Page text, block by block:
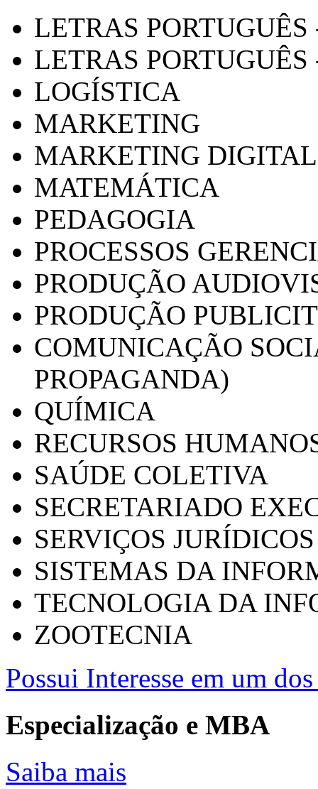
LETRAS
LETRAS PORTUGUÊS
LOGÍSTICA
MARKETING
MARKETING DIGITAL
MATEMÁTICA
PEDAGOGIA
PROCESSOS
PRODUÇÃO
PRODUÇÃO
COMUNICAÇÃO
PROPAGANDA)
QUÍMICA
RECURSOS
SAÚDE COLETIVA
SECRETARIADO
SERVIÇOS
SISTEMAS DA
TECNOLOGIA DA
ZOOTECNIA
Possui Interesse em um
Especialização e MBA
Saiba mais